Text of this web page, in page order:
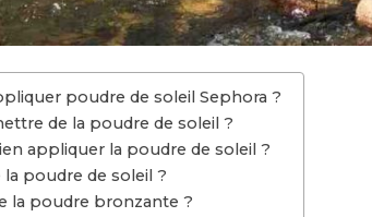
poudre de soleil Sephora ?
de la poudre de soleil ?
appliquer la poudre de soleil ?
la poudre de soleil ?
la poudre bronzante ?